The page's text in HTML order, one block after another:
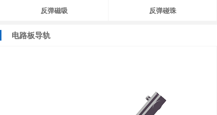
反弹磁吸 反弹碰珠
电路板导轨